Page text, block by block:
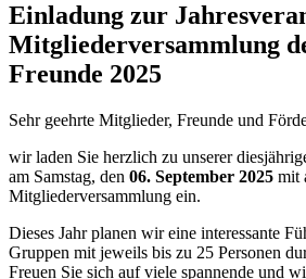
Einladung zur
Mitgliederversammlung
Freunde 2025
Sehr geehrte Mitglieder, Freunde und
wir laden Sie herzlich zu unserer
am Samstag, den 06. September 2025 mit
Mitgliederversammlung ein.
Dieses Jahr planen wir eine interessante
Gruppen mit jeweils bis zu 25 Personen
Freuen Sie sich auf viele spannende und